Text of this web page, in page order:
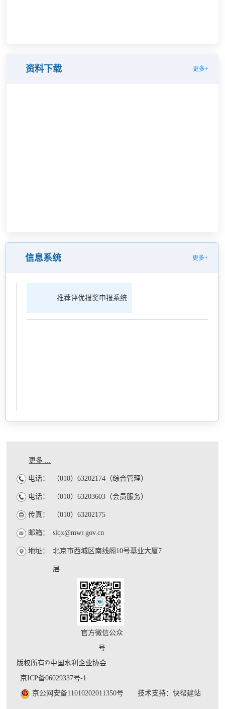
资料下载 更多+
信息系统 更多+
推荐评优报奖申报系统
更多 ...
电话： （010）63202174（综合管理）
电话： （010）63203603（会员服务）
传真： （010）63202175
邮箱： slqx@mwr.gov.cn
地址： 北京市西城区南线阁10号基业大厦7
层
官方微信公众
号
版权所有©中国水利企业协会
京ICP备06029337号-1
京公网安备11010202011350号
技术支持：快帮建站